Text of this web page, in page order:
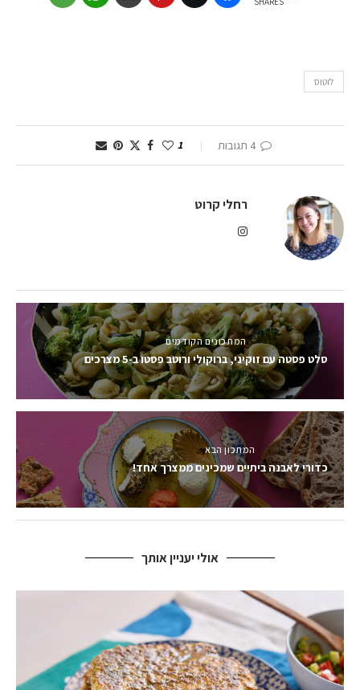
לוטוס
4 תגובות 1
רחלי קרוט
המתכונים הקודמים
סלט פסטה עם זוקיני, ברוקולי ורוטב פסטו ב-5 מצרכים
המתכון הבא
כדורי לאבנה ביתיים שמכינים ממצרך אחד!
אולי יעניין אותך